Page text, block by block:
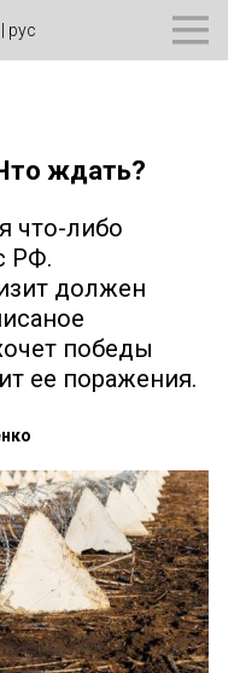
рус
ждать?
что-либо
РФ.
должен
победы
ее поражения.